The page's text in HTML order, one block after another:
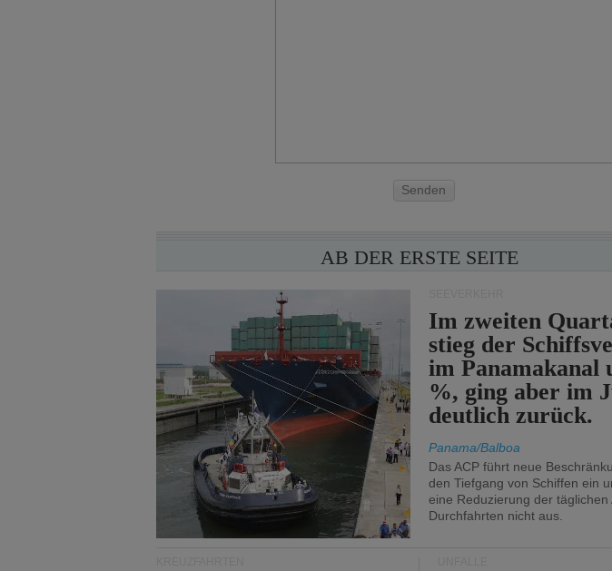
Senden
AB DER ERSTE SEITE
Im zweiten
stieg der
im Panamakanal
%, ging aber im
deutlich zurück.
Panama/Balboa
Das ACP führt neue
den Tiefgang von Schiffen ein
eine Reduzierung der täglichen
Durchfahrten nicht aus.